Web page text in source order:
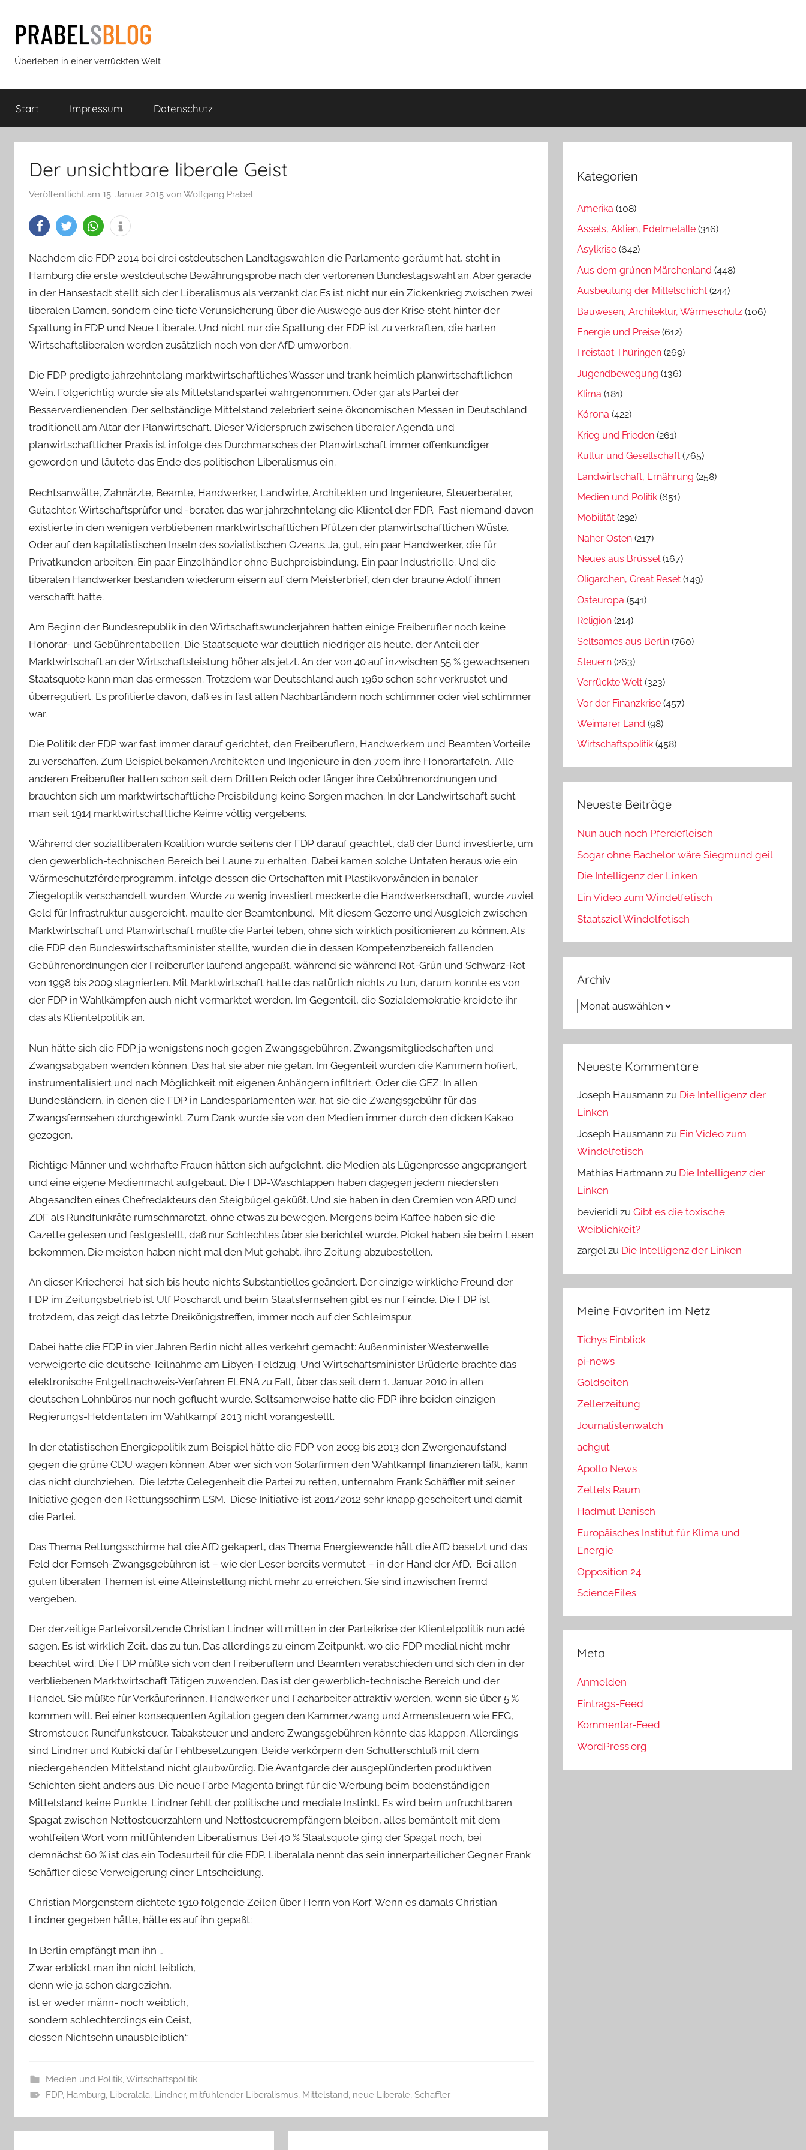
Inhalt
springen
Prabels
Blog
Überleben in einer verrückten Welt
Start Impressum Datenschutz
Der unsichtbare liberale Geist
Veröffentlicht am 15. Januar 2015 von Wolfgang Prabel
Nachdem die FDP 2014 bei drei ostdeutschen Landtagswahlen die Parlamente geräumt hat, steht in
Hamburg die erste westdeutsche Bewährungsprobe nach der verlorenen Bundestagswahl an. Aber gerade
in der Hansestadt stellt sich der Liberalismus als verzankt dar. Es ist nicht nur ein Zickenkrieg zwischen zwei
liberalen Damen, sondern eine tiefe Verunsicherung über die Auswege aus der Krise steht hinter der
Spaltung in FDP und Neue Liberale. Und nicht nur die Spaltung der FDP ist zu verkraften, die harten
Wirtschaftsliberalen werden zusätzlich noch von der AfD umworben.
Die FDP predigte jahrzehntelang marktwirtschaftliches Wasser und trank heimlich planwirtschaftlichen
Wein. Folgerichtig wurde sie als Mittelstandspartei wahrgenommen. Oder gar als Partei der
Besserverdienenden. Der selbständige Mittelstand zelebriert seine ökonomischen Messen in Deutschland
traditionell am Altar der Planwirtschaft. Dieser Widerspruch zwischen liberaler Agenda und
planwirtschaftlicher Praxis ist infolge des Durchmarsches der Planwirtschaft immer offenkundiger
geworden und läutete das Ende des politischen Liberalismus ein.
Rechtsanwälte, Zahnärzte, Beamte, Handwerker, Landwirte, Architekten und Ingenieure, Steuerberater,
Gutachter, Wirtschaftsprüfer und -berater, das war jahrzehntelang die Klientel der FDP. Fast niemand davon
existierte in den wenigen verbliebenen marktwirtschaftlichen Pfützen der planwirtschaftlichen Wüste.
Oder auf den kapitalistischen Inseln des sozialistischen Ozeans. Ja, gut, ein paar Handwerker, die für
Privatkunden arbeiten. Ein paar Einzelhändler ohne Buchpreisbindung. Ein paar Industrielle. Und die
liberalen Handwerker bestanden wiederum eisern auf dem Meisterbrief, den der braune Adolf ihnen
verschafft hatte.
Am Beginn der Bundesrepublik in den Wirtschaftswunderjahren hatten einige Freiberufler noch keine
Honorar- und Gebührentabellen. Die Staatsquote war deutlich niedriger als heute, der Anteil der
Marktwirtschaft an der Wirtschaftsleistung höher als jetzt. An der von 40 auf inzwischen 55 % gewachsenen
Staatsquote kann man das ermessen. Trotzdem war Deutschland auch 1960 schon sehr verkrustet und
überreguliert. Es profitierte davon, daß es in fast allen Nachbarländern noch schlimmer oder viel schlimmer
war.
Die Politik der FDP war fast immer darauf gerichtet, den Freiberuflern, Handwerkern und Beamten Vorteile
zu verschaffen. Zum Beispiel bekamen Architekten und Ingenieure in den 70ern ihre Honorartafeln. Alle
anderen Freiberufler hatten schon seit dem Dritten Reich oder länger ihre Gebührenordnungen und
brauchten sich um marktwirtschaftliche Preisbildung keine Sorgen machen. In der Landwirtschaft sucht
man seit 1914 marktwirtschaftliche Keime völlig vergebens.
Während der sozialliberalen Koalition wurde seitens der FDP darauf geachtet, daß der Bund investierte, um
den gewerblich-technischen Bereich bei Laune zu erhalten. Dabei kamen solche Untaten heraus wie ein
Wärmeschutzförderprogramm, infolge dessen die Ortschaften mit Plastikvorwänden in banaler
Ziegeloptik verschandelt wurden. Wurde zu wenig investiert meckerte die Handwerkerschaft, wurde zuviel
Geld für Infrastruktur ausgereicht, maulte der Beamtenbund. Mit diesem Gezerre und Ausgleich zwischen
Marktwirtschaft und Planwirtschaft mußte die Partei leben, ohne sich wirklich positionieren zu können. Als
die FDP den Bundeswirtschaftsminister stellte, wurden die in dessen Kompetenzbereich fallenden
Gebührenordnungen der Freiberufler laufend angepaßt, während sie während Rot-Grün und Schwarz-Rot
von 1998 bis 2009 stagnierten. Mit Marktwirtschaft hatte das natürlich nichts zu tun, darum konnte es von
der FDP in Wahlkämpfen auch nicht vermarktet werden. Im Gegenteil, die Sozialdemokratie kreidete ihr
das als Klientelpolitik an.
Nun hätte sich die FDP ja wenigstens noch gegen Zwangsgebühren, Zwangsmitgliedschaften und
Zwangsabgaben wenden können. Das hat sie aber nie getan. Im Gegenteil wurden die Kammern hofiert,
instrumentalisiert und nach Möglichkeit mit eigenen Anhängern infiltriert. Oder die GEZ: In allen
Bundesländern, in denen die FDP in Landesparlamenten war, hat sie die Zwangsgebühr für das
Zwangsfernsehen durchgewinkt. Zum Dank wurde sie von den Medien immer durch den dicken Kakao
gezogen.
Richtige Männer und wehrhafte Frauen hätten sich aufgelehnt, die Medien als Lügenpresse angeprangert
und eine eigene Medienmacht aufgebaut. Die FDP-Waschlappen haben dagegen jedem niedersten
Abgesandten eines Chefredakteurs den Steigbügel geküßt. Und sie haben in den Gremien von ARD und
ZDF als Rundfunkräte rumschmarotzt, ohne etwas zu bewegen. Morgens beim Kaffee haben sie die
Gazette gelesen und festgestellt, daß nur Schlechtes über sie berichtet wurde. Pickel haben sie beim Lesen
bekommen. Die meisten haben nicht mal den Mut gehabt, ihre Zeitung abzubestellen.
An dieser Kriecherei hat sich bis heute nichts Substantielles geändert. Der einzige wirkliche Freund der
FDP im Zeitungsbetrieb ist Ulf Poschardt und beim Staatsfernsehen gibt es nur Feinde. Die FDP ist
trotzdem, das zeigt das letzte Dreikönigstreffen, immer noch auf der Schleimspur.
Dabei hatte die FDP in vier Jahren Berlin nicht alles verkehrt gemacht: Außenminister Westerwelle
verweigerte die deutsche Teilnahme am Libyen-Feldzug. Und Wirtschaftsminister Brüderle brachte das
elektronische Entgeltnachweis-Verfahren ELENA zu Fall, über das seit dem 1. Januar 2010 in allen
deutschen Lohnbüros nur noch geflucht wurde. Seltsamerweise hatte die FDP ihre beiden einzigen
Regierungs-Heldentaten im Wahlkampf 2013 nicht vorangestellt.
In der etatistischen Energiepolitik zum Beispiel hätte die FDP von 2009 bis 2013 den Zwergenaufstand
gegen die grüne CDU wagen können. Aber wer sich von Solarfirmen den Wahlkampf finanzieren läßt, kann
das nicht durchziehen. Die letzte Gelegenheit die Partei zu retten, unternahm Frank Schäffler mit seiner
Initiative gegen den Rettungsschirm ESM. Diese Initiative ist 2011/2012 sehr knapp gescheitert und damit
die Partei.
Das Thema Rettungsschirme hat die AfD gekapert, das Thema Energiewende hält die AfD besetzt und das
Feld der Fernseh-Zwangsgebühren ist – wie der Leser bereits vermutet – in der Hand der AfD. Bei allen
guten liberalen Themen ist eine Alleinstellung nicht mehr zu erreichen. Sie sind inzwischen fremd
vergeben.
Der derzeitige Parteivorsitzende Christian Lindner will mitten in der Parteikrise der Klientelpolitik nun adé
sagen. Es ist wirklich Zeit, das zu tun. Das allerdings zu einem Zeitpunkt, wo die FDP medial nicht mehr
beachtet wird. Die FDP müßte sich von den Freiberuflern und Beamten verabschieden und sich den in der
verbliebenen Marktwirtschaft Tätigen zuwenden. Das ist der gewerblich-technische Bereich und der
Handel. Sie müßte für Verkäuferinnen, Handwerker und Facharbeiter attraktiv werden, wenn sie über 5 %
kommen will. Bei einer konsequenten Agitation gegen den Kammerzwang und Armensteuern wie EEG,
Stromsteuer, Rundfunksteuer, Tabaksteuer und andere Zwangsgebühren könnte das klappen. Allerdings
sind Lindner und Kubicki dafür Fehlbesetzungen. Beide verkörpern den Schulterschluß mit dem
niedergehenden Mittelstand nicht glaubwürdig. Die Avantgarde der ausgeplünderten produktiven
Schichten sieht anders aus. Die neue Farbe Magenta bringt für die Werbung beim bodenständigen
Mittelstand keine Punkte. Lindner fehlt der politische und mediale Instinkt. Es wird beim unfruchtbaren
Spagat zwischen Nettosteuerzahlern und Nettosteuerempfängern bleiben, alles bemäntelt mit dem
wohlfeilen Wort vom mitfühlenden Liberalismus. Bei 40 % Staatsquote ging der Spagat noch, bei
demnächst 60 % ist das ein Todesurteil für die FDP. Liberalala nennt das sein innerparteilicher Gegner Frank
Schäffler diese Verweigerung einer Entscheidung.
Christian Morgenstern dichtete 1910 folgende Zeilen über Herrn von Korf. Wenn es damals Christian
Lindner gegeben hätte, hätte es auf ihn gepaßt:
In Berlin empfängt man ihn …
Zwar erblickt man ihn nicht leiblich,
denn wie ja schon dargeziehn,
ist er weder männ- noch weiblich,
sondern schlechterdings ein Geist,
dessen Nichtsehn unausbleiblich.“
Medien und Politik, Wirtschaftspolitik
FDP, Hamburg Liberalala Lindner, mitfühlender Liberalismus, Mittelstand neue Liberale, Schäffler
Kategorien
Amerika (108)
Assets, Aktien, Edelmetalle (316)
Asylkrise (642)
Aus dem grünen Märchenland (448)
Ausbeutung der Mittelschicht (244)
Bauwesen, Architektur, Wärmeschutz (106)
Energie und Preise (612)
Freistaat Thüringen (269)
Jugendbewegung (136)
Klima (181)
Kórona (422)
Krieg und Frieden (261)
Kultur und Gesellschaft (765)
Landwirtschaft, Ernährung (258)
Medien und Politik (651)
Mobilität (292)
Naher Osten (217)
Neues aus Brüssel(167)
Oligarchen, Great Reset (149)
Osteuropa (541)
Religion (214)
Seltsames aus Berlin (760)
Steuern (263)
Verrückte Welt (323)
Vor der Finanzkrise (457)
Weimarer Land (98)
Wirtschaftspolitik (458)
Neueste Beiträge
Nun auch noch Pferdefleisch
Sogar ohne Bachelor wäre Siegmund geil
Die Intelligenz der Linken
Ein Video zum Windelfetisch
Staatsziel Windelfetisch
Archiv
Archiv
Neueste Kommentare
Joseph Hausmann zu Die Intelligenz der
Linken
Joseph Hausmann zu Ein Video zum
Windelfetisch
Mathias Hartmann zu Die Intelligenz der
Linken
bevieridi zuGibt es die toxische
Weiblichkeit?
zargelzu Die Intelligenz der Linken
Meine Favoriten im Netz
Tichys Einblick
pi-news
Goldseiten
Zellerzeitung
Journalistenwatch
achgut
Apollo News
Zettels Raum
Hadmut Danisch
Europäisches Institut für Klima und
Energie
Opposition 24
ScienceFiles
Meta
Anmelden
Eintrags-Feed
Kommentar-Feed
WordPress.org